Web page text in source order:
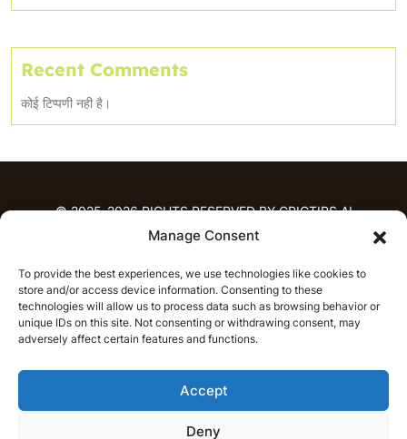
Manage Consent
To provide the best experiences, we use technologies like cookies to
store and/or access device information. Consenting to these
technologies will allow us to process data such as browsing behavior or
unique IDs on this site. Not consenting or withdrawing consent, may
adversely affect certain features and functions.
Accept
Deny
Recent Comments
कोई टिप्पणी नही है।
© 2025-2026 RIGHTS RESERVED BY CRICTIPS.AI
भविष्यवाणियाँ
आईपीएल भविष्यवाणियाँ
टी20 लीग भविष्यवाणियाँ
महिला क्रिकेट
नवीनतम क्रिकेट भविष्यवाणियाँ
भविष्यवाणी विश्लेषण
समाचार
आईपीएल समाचार